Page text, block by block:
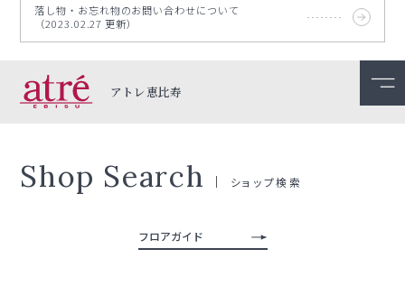
落し物・お忘れ物のお問い合わせについて
（2023.02.27 更新）
アトレ恵比寿
Shop Search ショップ検索
フロアガイド